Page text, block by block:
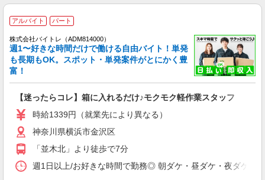
キープ 詳細を見る
LAPI-Staff株式会社 本社/軽作業窓口
NEW
DVDのシール貼り、仕分け、梱包
時給1,400円以上＋交通費全額支給 ※夜勤は時
給1,800円以上（深夜手当含む） ◆月収例
246,400円 （日勤シフト10時〜19時 週5日勤務の
場合） 時給1,400円×8h×22日勤務
横浜市金沢区 ★上記以外にも神奈川県内（横
浜・川崎・相模原など）に多数派遣先有
キープ
派遣社員
LAPI-Staff株式会社 本社/軽作業窓口
NEW
アルバイト パート
株式会社バイトレ（ADM814000）
週1〜好きな時間だけで働ける自由バイト！単発
も長期もOK。スポット・単発案件がとにかく豊
富！
【迷ったらコレ】箱に入れるだけ♪モクモク軽作業スタッフ
時給1339円（就業先により異なる）
神奈川県横浜市金沢区
「並木北」より徒歩で7分
週1日以上/お好きな時間で勤務◎ 朝ダケ・昼ダケ・夜ダケ・